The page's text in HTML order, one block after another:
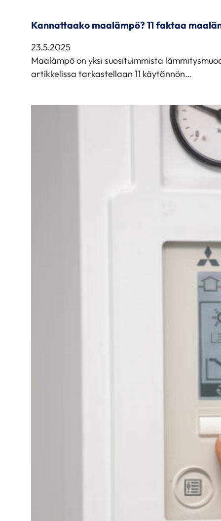
Kannattaako maalämpö? 11 faktaa
23.5.2025
Maalämpö on yksi suosituimmista
artikkelissa tarkastellaan 11 käytännön…